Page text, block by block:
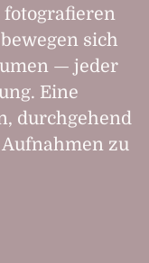
fotografieren
sich
— jeder
Eine
durchgehend
zu